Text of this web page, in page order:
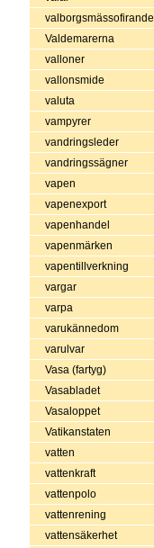
valborgsmässofirande
Valdemarerna
valloner
vallonsmide
valuta
vampyrer
vandringsleder
vandringssägner
vapen
vapenexport
vapenhandel
vapenmärken
vapentillverkning
vargar
varpa
varukännedom
varulvar
Vasa (fartyg)
Vasabladet
Vasaloppet
Vatikanstaten
vatten
vattenkraft
vattenpolo
vattenrening
vattensäkerhet